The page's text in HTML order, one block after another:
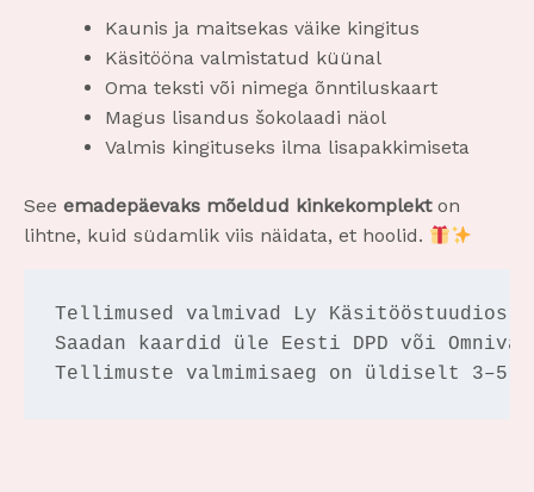
Kaunis ja maitsekas väike kingitus
Käsitööna valmistatud küünal
Oma teksti või nimega õnntiluskaart
Magus lisandus šokolaadi näol
Valmis kingituseks ilma lisapakkimiseta
See emadepäevaks mõeldud kinkekomplekton
lihtne, kuid südamlik viis näidata, et hoolid.
Tellimused valmivad Ly Käsitööstuudios
Saadan kaardid üle Eesti DPD või Omniva
Tellimuste valmimisaeg on üldiselt 3–5